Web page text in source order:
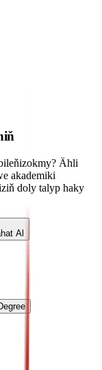
Ähli
akademiki
doly talyp haky
Al